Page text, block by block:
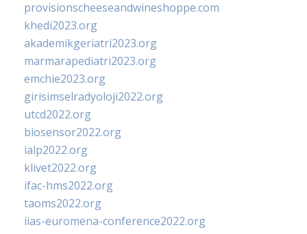
provisionscheeseandwineshoppe.com
khedi2023.org
akademikgeriatri2023.org
marmarapediatri2023.org
emchie2023.org
girisimselradyoloji2022.org
utcd2022.org
biosensor2022.org
ialp2022.org
klivet2022.org
ifac-hms2022.org
taoms2022.org
iias-euromena-conference2022.org